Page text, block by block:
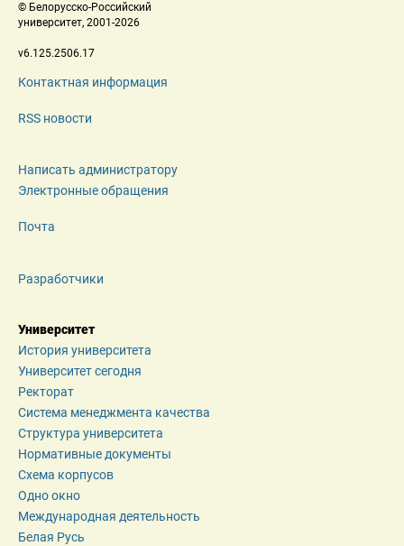
© Белорусско-Российский
университет, 2001-2026
v6.125.2506.17
Контактная информация
RSS новости
Написать администратору
Электронные обращения
Почта
Разработчики
Университет
История университета
Университет сегодня
Ректорат
Система менеджмента качества
Структура университета
Нормативные документы
Схема корпусов
Одно окно
Международная деятельность
Белая Русь